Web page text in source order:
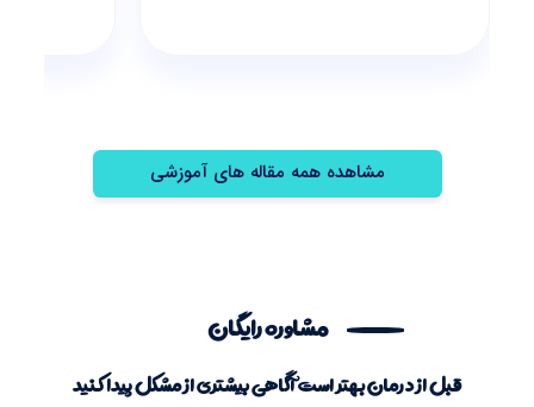
مشاهده همه مقاله های آموزشی
مشاوره رایگان
قبل از درمان بهتر است آگاهی بیشتری از مشکل پیدا کنید